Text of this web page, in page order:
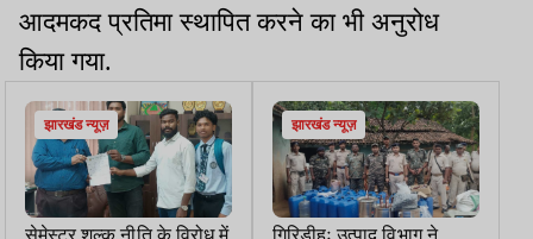
आदमकद प्रतिमा स्थापित करने का भी अनुरोध
किया गया.
झारखंड न्यूज़
सेमेस्टर शुल्क नीति के विरोध में
झारखंड न्यूज़
गिरिडीहः उत्पाद विभाग ने